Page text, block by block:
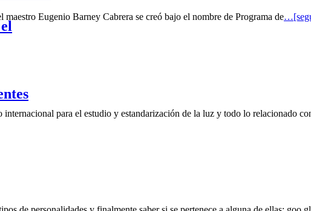
Eugenio Barney Cabrera se creó bajo el nombre de Programa de
para el estudio y estandarización de la luz y todo lo relacionado